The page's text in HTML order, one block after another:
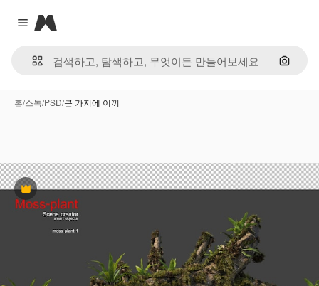
Close menu
Magnific
이미지
홈/스톡/PSD/큰 가지에 이끼
프리미엄